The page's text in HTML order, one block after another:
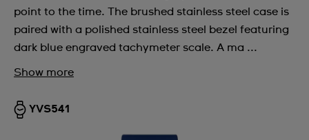
point to the time. The brushed stainless steel case is
paired with a polished stainless steel bezel featuring
dark blue engraved tachymeter scale. A ma ...
Show more
YVS541